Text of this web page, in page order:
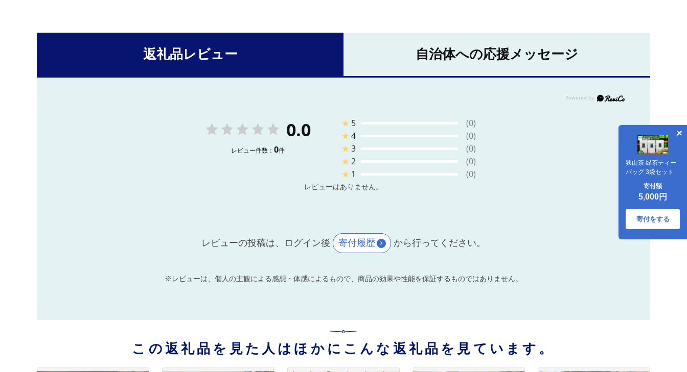
狭山茶 緑茶ティー
バッグ 3袋セット
寄付額
5,000円
寄付をする
返礼品レビュー 自治体への応援メッセージ
0.0
レビュー件数： 0件
★ 5
(0)
★4
(0)
★3
(0)
★2
(0)
★ 1 (0)
レビューはありません。
レビューの投稿は、ログイン後 寄付履歴 から行ってください。
※レビューは、個人の主観による感想・体感によるもので、商品の効果や性能を保証するものではありません。
この返礼品を見た人はほかにこんな返礼品を見ています。